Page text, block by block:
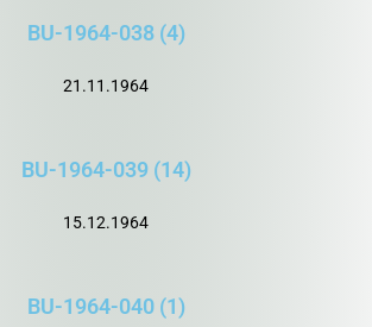
BU-1964-038 (4)
21.11.1964
BU-1964-039 (14)
15.12.1964
BU-1964-040 (1)